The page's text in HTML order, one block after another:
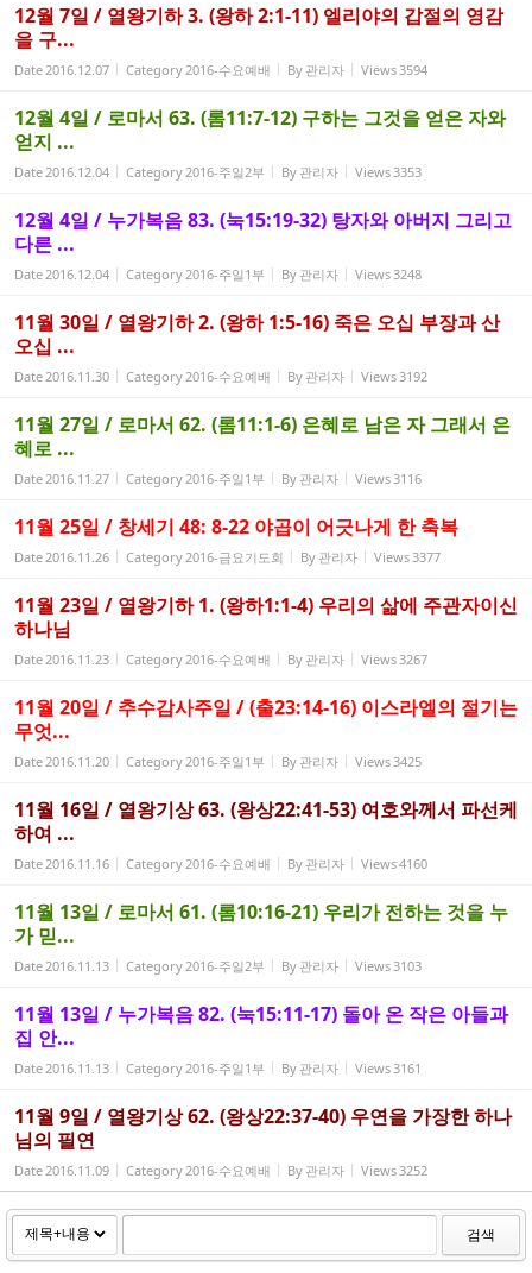
12월 7일 / 열왕기하 3. (왕하 2:1-11) 엘리야의 갑절의 영감
을 구...
Date2016.12.07 Category2016-수요예배 By 관리자 Views3594
12월 4일 / 로마서 63. (롬11:7-12) 구하는 그것을 얻은 자와
얻지 ...
Date2016.12.04 Category2016-주일2부 By 관리자 Views3353
12월 4일 / 누가복음 83. (눅15:19-32) 탕자와 아버지 그리고
다른 ...
Date2016.12.04 Category2016-주일1부 By 관리자 Views3248
11월 30일 / 열왕기하 2. (왕하 1:5-16) 죽은 오십 부장과 산
오십 ...
Date2016.11.30 Category2016-수요예배 By 관리자 Views3192
11월 27일 / 로마서 62. (롬11:1-6) 은혜로 남은 자 그래서 은
혜로 ...
Date2016.11.27 Category2016-주일1부 By 관리자 Views3116
11월 25일 / 창세기 48: 8-22 야곱이 어긋나게 한 축복
Date2016.11.26 Category2016-금요기도회 By 관리자 Views3377
11월 23일 / 열왕기하 1. (왕하1:1-4) 우리의 삶에 주관자이신
하나님
Date2016.11.23 Category2016-수요예배 By 관리자 Views3267
11월 20일 / 추수감사주일 / (출23:14-16) 이스라엘의 절기는
무엇...
Date2016.11.20 Category2016-주일1부 By 관리자 Views3425
11월 16일 / 열왕기상 63. (왕상22:41-53) 여호와께서 파선케
하여 ...
Date2016.11.16 Category2016-수요예배 By 관리자 Views4160
11월 13일 / 로마서 61. (롬10:16-21) 우리가 전하는 것을 누
가 믿...
Date2016.11.13 Category2016-주일2부 By 관리자 Views3103
11월 13일 / 누가복음 82. (눅15:11-17) 돌아 온 작은 아들과
집 안...
Date2016.11.13 Category2016-주일1부 By 관리자 Views3161
11월 9일 / 열왕기상 62. (왕상22:37-40) 우연을 가장한 하나
님의 필연
Date2016.11.09 Category2016-수요예배 By 관리자 Views3252
검색